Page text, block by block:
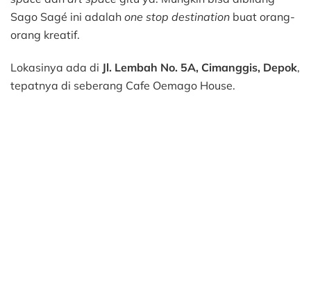
Sago Sagé ini adalah one stop destination buat orang-
orang kreatif.
Lokasinya ada di Jl. Lembah No. 5A, Cimanggis, Depok,
tepatnya di seberang Cafe Oemago House.